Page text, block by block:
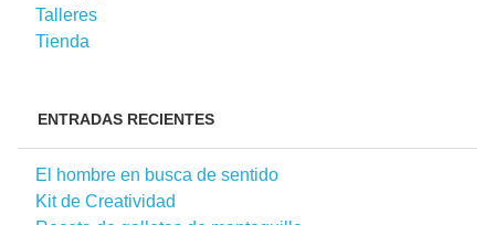
Talleres
Tienda
ENTRADAS RECIENTES
El hombre en busca de sentido
Kit de Creatividad